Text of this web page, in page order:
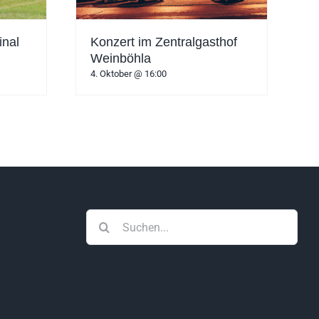
Konzert im Zentralgasthof
Weinböhla
4. Oktober @ 16:00
nach: